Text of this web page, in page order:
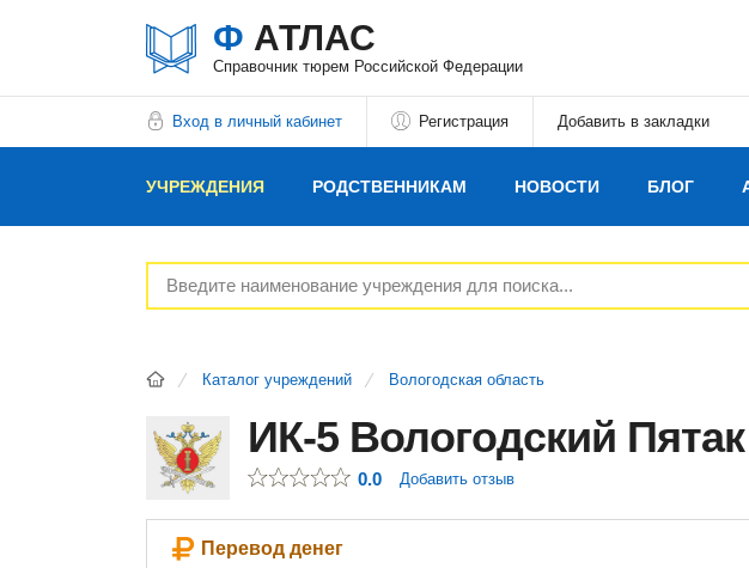
Ф АТЛАС
Справочник тюрем Российской Федерации
Вход в личный кабинет Регистрация Добавить в закладки
УЧРЕЖДЕНИЯ РОДСТВЕННИКАМ НОВОСТИ БЛОГ
РЕКЛАМОДАТЕЛЯМ
Каталог учреждений Вологодская область
ИК-5 Вологодский
0.0 Добавить отзыв
Перевод денег